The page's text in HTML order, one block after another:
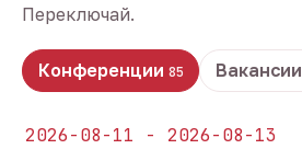
Переключай.
Конференции 85 Вакансии
2026-08-11 - 2026-08-13